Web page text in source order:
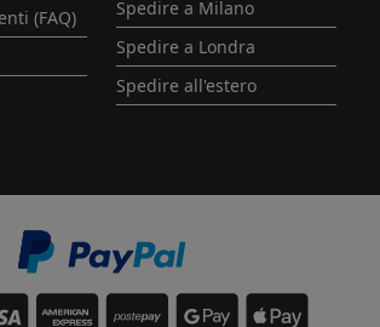
(FAQ)
Spedire a Milano
Spedire a Londra
Spedire all'estero